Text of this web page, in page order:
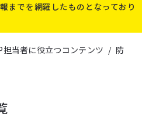
までを網羅したものとなっており
当者に役立つコンテンツ / 防